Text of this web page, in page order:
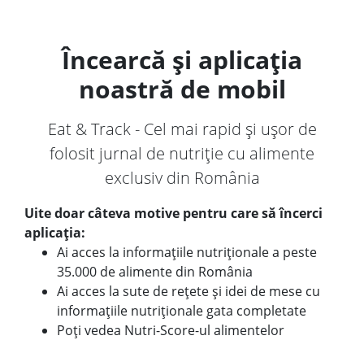
Încearcă și aplicația
noastră de mobil
Eat & Track - Cel mai rapid și ușor de
folosit jurnal de nutriție cu alimente
exclusiv din România
Uite doar câteva motive pentru care să încerci
aplicația:
Ai acces la informațiile nutriționale a peste
35.000 de alimente din România
Ai acces la sute de rețete și idei de mese cu
informațiile nutriționale gata completate
Poți vedea Nutri-Score-ul alimentelor